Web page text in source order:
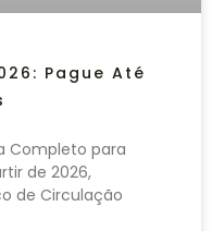
Pague Até
Completo para
de 2026,
de Circulação